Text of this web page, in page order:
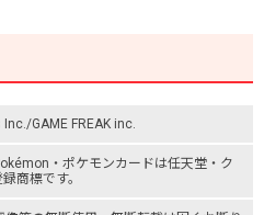
GAME FREAK inc.
・ ポケモンカードは任天堂・ ク
商標です。